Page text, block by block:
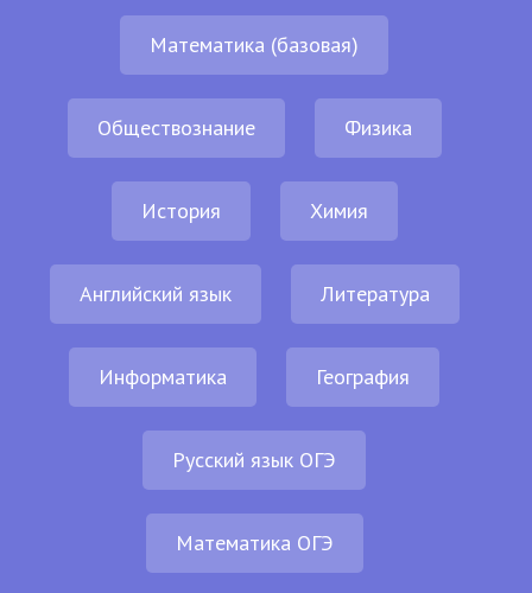
Математика (базовая)
Обществознание Физика
История Химия
Английский язык Литература
Информатика География
Русский язык ОГЭ
Математика ОГЭ